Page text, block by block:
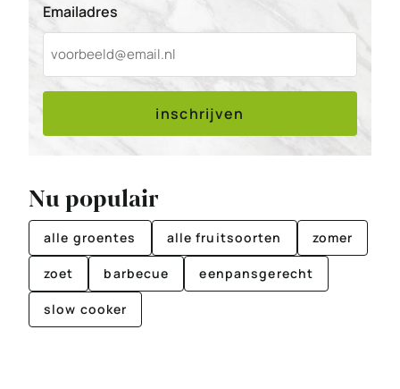
Emailadres
inschrijven
Nu populair
alle groentes alle fruitsoorten zomer
zoet barbecue eenpansgerecht
slow cooker